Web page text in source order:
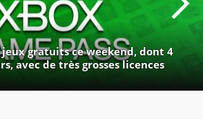
jeux gratuits ce weekend, dont 4
avec de très grosses licences